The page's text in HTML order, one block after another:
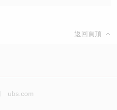
返回頁頂
ubs.com